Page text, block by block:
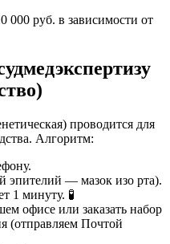
000 руб. в зависимости от
проводится для
Алгоритм:
эпителий — мазок изо рта).
1 минуту. 🧪
офисе или заказать набор
(отправляем Почтой